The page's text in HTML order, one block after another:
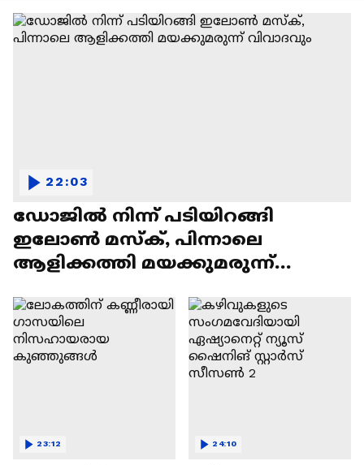
ഡോജിൽ നിന്ന് പടിയിറങ്ങി
ഇലോൺ മസ്ക്, പിന്നാലെ
ആളിക്കത്തി മയക്കുമരുന്ന്
22:03
23:12 24:10